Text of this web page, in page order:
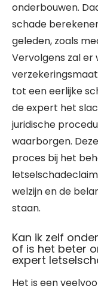
onderbouwen.
schade
geleden, zoals
Vervolgens zal
tot een eerlijke
de expert het
juridische
waarborgen.
proces bij het
welzijn en de
staan.
Kan ik zelf
of is het beter
expert
Het is een